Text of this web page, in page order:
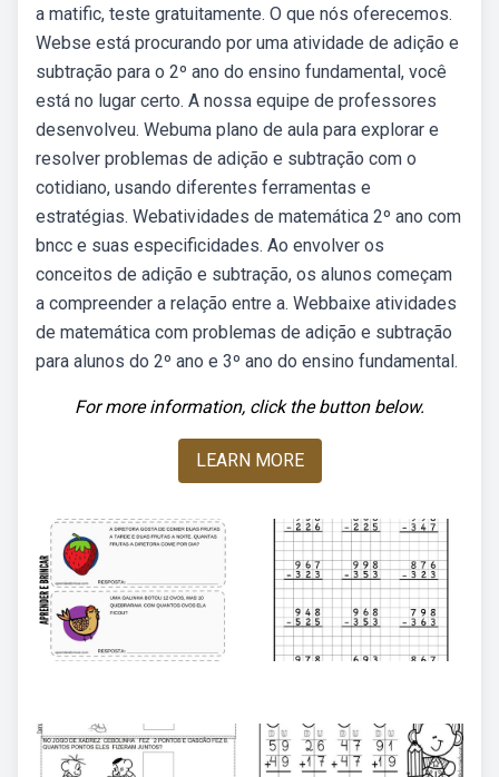
a matific, teste gratuitamente. O que nós oferecemos.
Webse está procurando por uma atividade de adição e
subtração para o 2º ano do ensino fundamental, você
está no lugar certo. A nossa equipe de professores
desenvolveu. Webuma plano de aula para explorar e
resolver problemas de adição e subtração com o
cotidiano, usando diferentes ferramentas e
estratégias. Webatividades de matemática 2º ano com
bncc e suas especificidades. Ao envolver os
conceitos de adição e subtração, os alunos começam
a compreender a relação entre a. Webbaixe atividades
de matemática com problemas de adição e subtração
para alunos do 2º ano e 3º ano do ensino fundamental.
For more information, click the button below.
LEARN MORE